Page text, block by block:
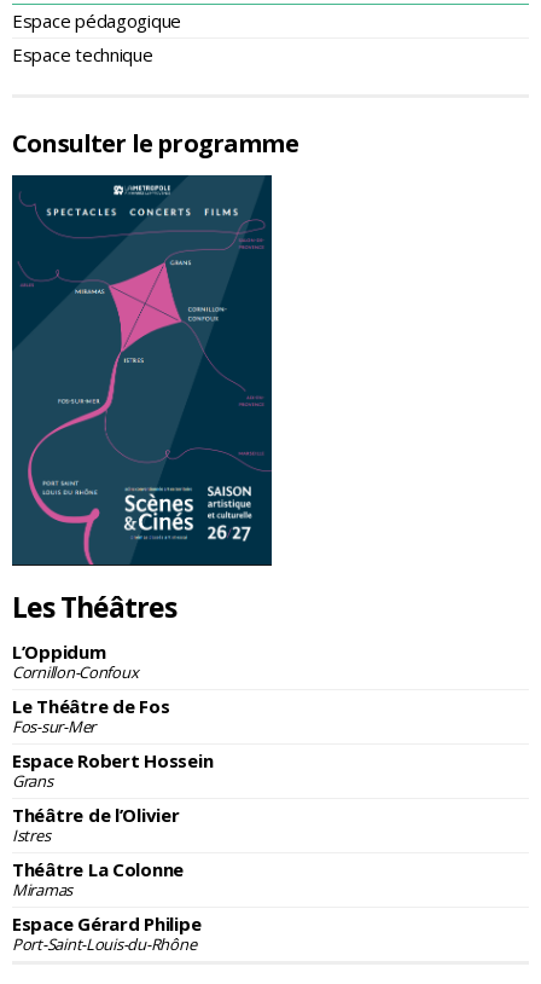
Espace pédagogique
Espace technique
Consulter le programme
Les Théâtres
L’Oppidum
Cornillon-Confoux
Le Théâtre de Fos
Fos-sur-Mer
Espace Robert Hossein
Grans
Théâtre de l’Olivier
Istres
Théâtre La Colonne
Miramas
Espace Gérard Philipe
Port-Saint-Louis-du-Rhône